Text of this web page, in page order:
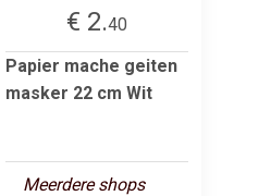
€ 2.40
Papier mache geiten
masker 22 cm Wit
Meerdere shops